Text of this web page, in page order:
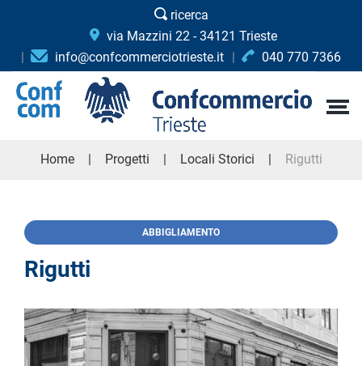
ricerca
via Mazzini 22 - 34121 Trieste
info@confcommerciotrieste.it
040 770 7366
Home Progetti Locali Storici Rigutti
ABBIGLIAMENTO
Rigutti